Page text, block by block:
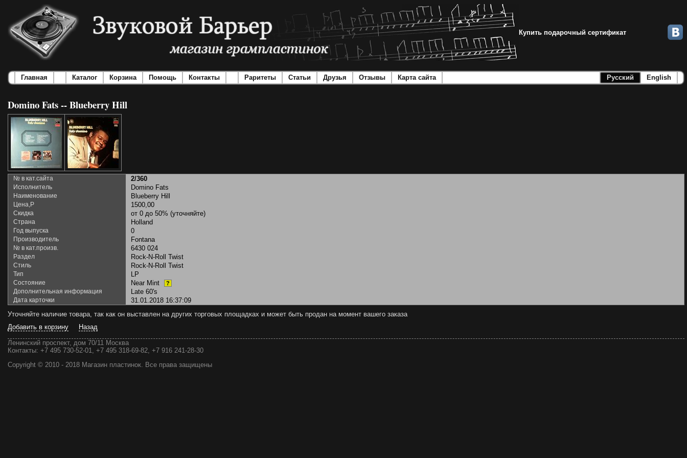
Купить подарочный сертификат
Главная Каталог Корзина Помощь Контакты Раритеты Статьи Друзья Отзывы Карта сайта Русский English
Domino Fats -- Blueberry Hill
№ в кат.сайта 2/360
Исполнитель Domino Fats
Наименование Blueberry Hill
Цена,Р 1500,00
Скидка от 0 до 50% (уточняйте)
Страна Holland
Год выпуска 0
Производитель Fontana
№ в кат.произв. 6430 024
Раздел Rock-N-Roll Twist
Стиль Rock-N-Roll Twist
Тип LP
Состояние Near Mint ?
Дополнительная информация Late 60's
Дата карточки
31.01.2018 16:37:09
Уточняйте наличие товара, так как он выставлен на других торговых площадках и может быть продан на момент вашего заказа
Добавить в корзину
Назад
Ленинский проспект, дом 70/11 Москва
Контакты: +7 495 730-52-01, +7 495 318-69-82, +7 916 241-28-30
Copyright © 2010 - 2018 Магазин пластинок. Все права защищены